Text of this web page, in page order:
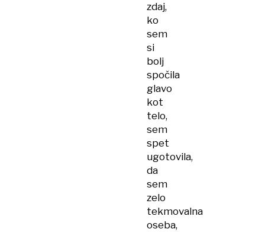
zdaj,
ko
sem
si
bolj
spočila
glavo
kot
telo,
sem
spet
ugotovila,
da
sem
zelo
tekmovalna
oseba,